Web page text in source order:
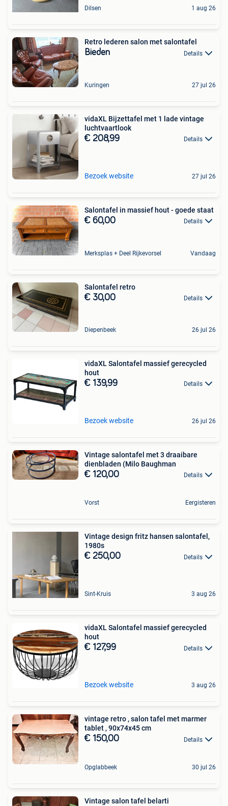
Dilsen 1 aug 26
Retro lederen salon met salontafel
Bieden Details
Kuringen 27 jul 26
vidaXL Bijzettafel met 1 lade vintage
luchtvaartlook
€ 208,99 Details
Bezoek website 27 jul 26
Salontafel in massief hout - goede staat
€ 60,00 Details
Merksplas + Deel Rijkevorsel Vandaag
Salontafel retro
€ 30,00 Details
Diepenbeek 26 jul 26
vidaXL Salontafel massief gerecycled
hout
€ 139,99 Details
Bezoek website 26 jul 26
Vintage salontafel met 3 draaibare
dienbladen (Milo Baughman
€ 120,00 Details
Vorst Eergisteren
Vintage design fritz hansen salontafel,
1980s
€ 250,00 Details
Sint-Kruis 3 aug 26
vidaXL Salontafel massief gerecycled
hout
€ 127,99 Details
Bezoek website 3 aug 26
vintage retro , salon tafel met marmer
tablet , 90x74x45 cm
€ 150,00 Details
Opglabbeek 30 jul 26
Vintage salon tafel belarti